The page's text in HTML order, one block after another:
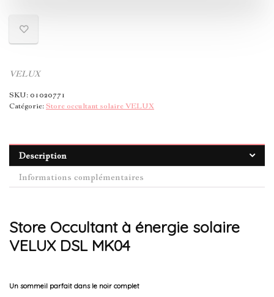
VELUX
SKU:01020771
Catégorie:Store occultant solaire VELUX
Description
Informations complémentaires
Store Occultant à énergie solaire
VELUX DSL MK04
Un sommeil parfait dans le noir complet